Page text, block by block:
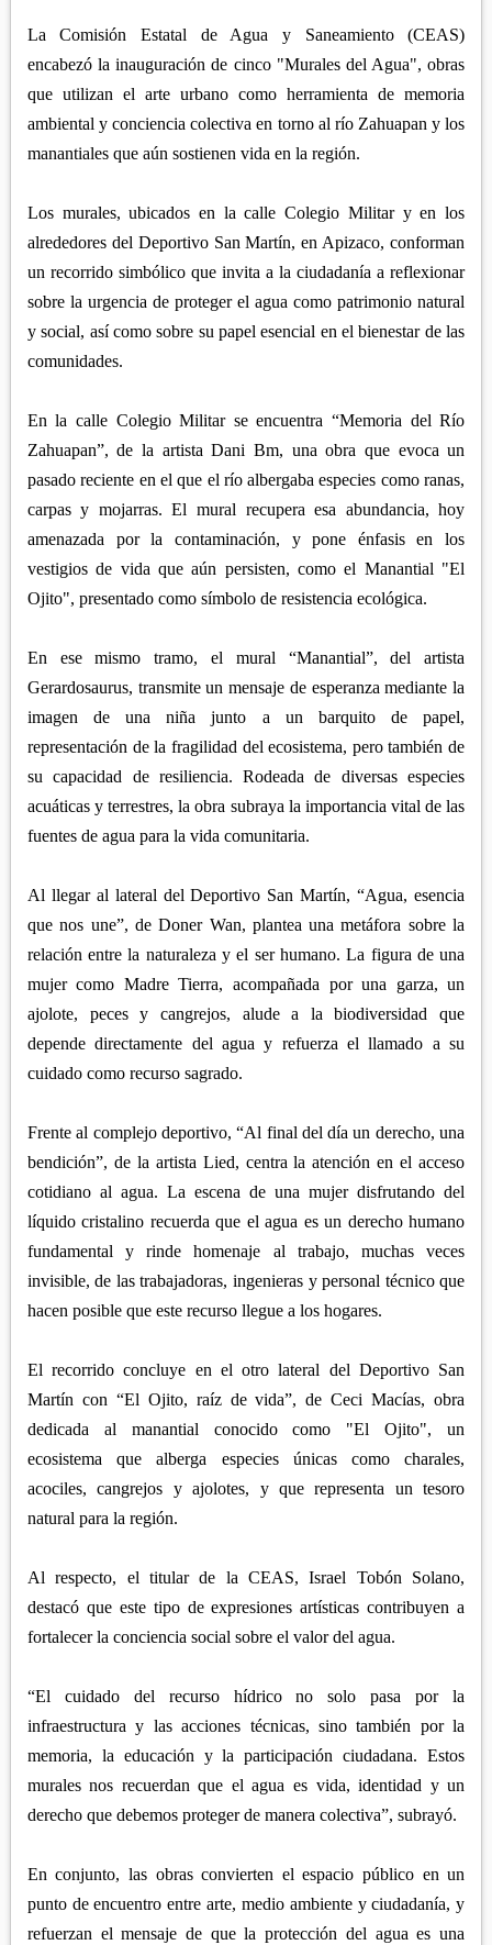
TLAXCO
XALOZTOC
CHIAUTEMPAN
PANOTLA
SAN PABLO DEL MONTE
REGIÓN PONIENTE
CALPULALPAN
HUEYOTLIPAN
SANCTÓRUM
La Comisión Estatal de Agua y Saneamiento (CEAS)
encabezó la inauguración de cinco "Murales del Agua", obras
que utilizan el arte urbano como herramienta de memoria
ambiental y conciencia colectiva en torno al río Zahuapan y los
manantiales que aún sostienen vida en la región.
Los murales, ubicados en la calle Colegio Militar y en los
alrededores del Deportivo San Martín, en Apizaco, conforman
un recorrido simbólico que invita a la ciudadanía a reflexionar
sobre la urgencia de proteger el agua como patrimonio natural
y social, así como sobre su papel esencial en el bienestar de las
comunidades.
En la calle Colegio Militar se encuentra “Memoria del Río
Zahuapan”, de la artista Dani Bm, una obra que evoca un
pasado reciente en el que el río albergaba especies como ranas,
carpas y mojarras. El mural recupera esa abundancia, hoy
amenazada por la contaminación, y pone énfasis en los
vestigios de vida que aún persisten, como el Manantial "El
Ojito", presentado como símbolo de resistencia ecológica.
En ese mismo tramo, el mural “Manantial”, del artista
Gerardosaurus, transmite un mensaje de esperanza mediante la
imagen de una niña junto a un barquito de papel,
representación de la fragilidad del ecosistema, pero también de
su capacidad de resiliencia. Rodeada de diversas especies
acuáticas y terrestres, la obra subraya la importancia vital de las
fuentes de agua para la vida comunitaria.
Al llegar al lateral del Deportivo San Martín, “Agua, esencia
que nos une”, de Doner Wan, plantea una metáfora sobre la
relación entre la naturaleza y el ser humano. La figura de una
mujer como Madre Tierra, acompañada por una garza, un
ajolote, peces y cangrejos, alude a la biodiversidad que
depende directamente del agua y refuerza el llamado a su
cuidado como recurso sagrado.
Frente al complejo deportivo, “Al final del día un derecho, una
bendición”, de la artista Lied, centra la atención en el acceso
cotidiano al agua. La escena de una mujer disfrutando del
líquido cristalino recuerda que el agua es un derecho humano
fundamental y rinde homenaje al trabajo, muchas veces
invisible, de las trabajadoras, ingenieras y personal técnico que
hacen posible que este recurso llegue a los hogares.
El recorrido concluye en el otro lateral del Deportivo San
Martín con “El Ojito, raíz de vida”, de Ceci Macías, obra
dedicada al manantial conocido como "El Ojito", un
ecosistema que alberga especies únicas como charales,
acociles, cangrejos y ajolotes, y que representa un tesoro
natural para la región.
Al respecto, el titular de la CEAS, Israel Tobón Solano,
destacó que este tipo de expresiones artísticas contribuyen a
fortalecer la conciencia social sobre el valor del agua.
“El cuidado del recurso hídrico no solo pasa por la
infraestructura y las acciones técnicas, sino también por la
memoria, la educación y la participación ciudadana. Estos
murales nos recuerdan que el agua es vida, identidad y un
derecho que debemos proteger de manera colectiva”, subrayó.
En conjunto, las obras convierten el espacio público en un
punto de encuentro entre arte, medio ambiente y ciudadanía, y
refuerzan el mensaje de que la protección del agua es una